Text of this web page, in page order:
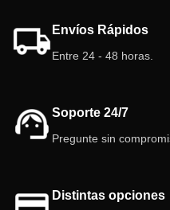
Envíos Rápidos
Entre 24 - 48 horas.
Soporte 24/7
Pregunte sin
Distintas opciones